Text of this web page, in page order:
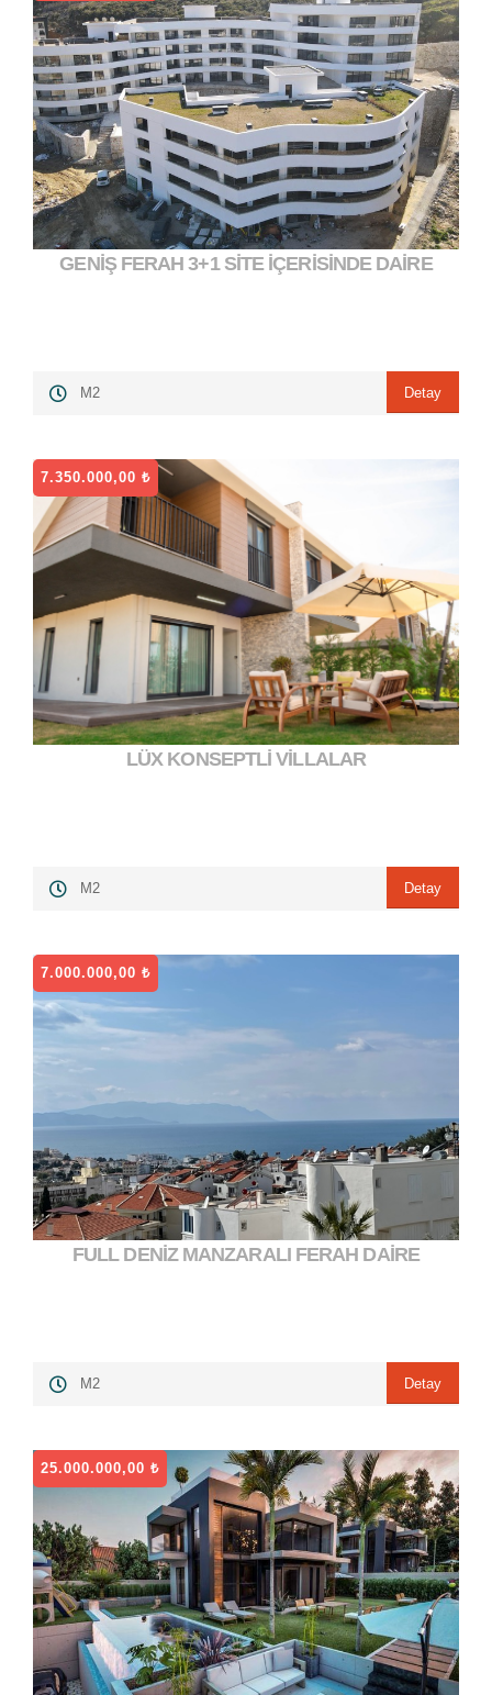
5.500.000,00 ₺ ">
GENİŞ FERAH 3+1 SİTE İÇERİSİNDE DAİRE
M2 Detay
7.350.000,00 ₺
7.350.000,00 ₺">
LÜX KONSEPTLİ VİLLALAR
M2 Detay
7.000.000,00 ₺
7.000.000,00 ₺ ">
FULL DENİZ MANZARALI FERAH DAİRE
M2 Detay
25.000.000,00 ₺